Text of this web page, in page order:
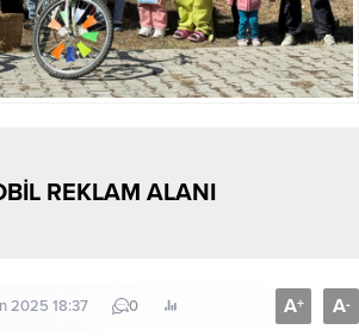
REKLAM ALANI
2025 18:37 0 A+ A-